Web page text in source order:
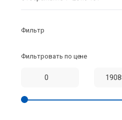
Фильтр
Фильтровать по цене